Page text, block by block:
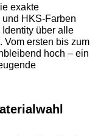
exakte
HKS-Farben
über alle
Vom ersten bis zum
hoch – ein